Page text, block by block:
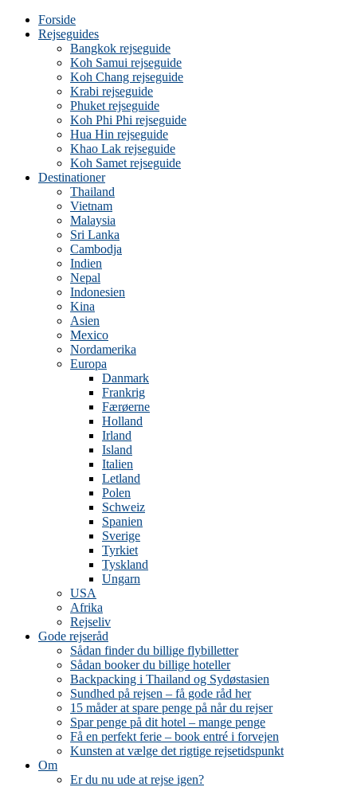
Forside
Rejseguides
Bangkok rejseguide
Koh Samui rejseguide
Koh Chang rejseguide
Krabi rejseguide
Phuket rejseguide
Koh Phi Phi rejseguide
Hua Hin rejseguide
Khao Lak rejseguide
Koh Samet rejseguide
Destinationer
Thailand
Vietnam
Malaysia
Sri Lanka
Cambodja
Indien
Nepal
Indonesien
Kina
Asien
Mexico
Nordamerika
Europa
Danmark
Frankrig
Færøerne
Holland
Irland
Island
Italien
Letland
Polen
Schweiz
Spanien
Sverige
Tyrkiet
Tyskland
Ungarn
USA
Afrika
Rejseliv
Gode rejseråd
Sådan finder du billige flybilletter
Sådan booker du billige hoteller
Backpacking i Thailand og Sydøstasien
Sundhed på rejsen – få gode råd her
15 måder at spare penge på når du rejser
Spar penge på dit hotel – mange penge
Få en perfekt ferie – book entré i forvejen
Kunsten at vælge det rigtige rejsetidspunkt
Om
Er du nu ude at rejse igen?